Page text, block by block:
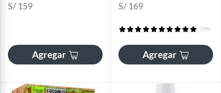
S/ 159
Agregar
S/ 169
(298)
Agregar